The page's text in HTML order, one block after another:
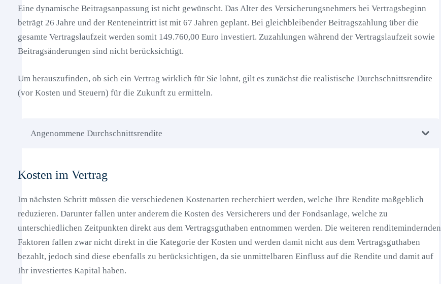
Eine dynamische Beitragsanpassung ist nicht gewünscht. Das Alter des Versicherungsnehmers bei Vertragsbeginn
beträgt 26 Jahre und der Renteneintritt ist mit 67 Jahren geplant. Bei gleichbleibender Beitragszahlung über die
gesamte Vertragslaufzeit werden somit 149.760,00 Euro investiert. Zuzahlungen während der Vertragslaufzeit sowie
Beitragsänderungen sind nicht berücksichtigt.
Um herauszufinden, ob sich ein Vertrag wirklich für Sie lohnt, gilt es zunächst die realistische Durchschnittsrendite
(vor Kosten und Steuern) für die Zukunft zu ermitteln.
Angenommene Durchschnittsrendite
Kosten im Vertrag
Im nächsten Schritt müssen die verschiedenen Kostenarten recherchiert werden, welche Ihre Rendite maßgeblich
reduzieren. Darunter fallen unter anderem die Kosten des Versicherers und der Fondsanlage, welche zu
unterschiedlichen Zeitpunkten direkt aus dem Vertragsguthaben entnommen werden. Die weiteren renditemindernden
Faktoren fallen zwar nicht direkt in die Kategorie der Kosten und werden damit nicht aus dem Vertragsguthaben
bezahlt, jedoch sind diese ebenfalls zu berücksichtigen, da sie unmittelbaren Einfluss auf die Rendite und damit auf
Ihr investiertes Kapital haben.